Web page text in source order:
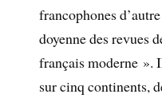
francophones
doyenne des revues
français moderne ».
sur cinq continents,